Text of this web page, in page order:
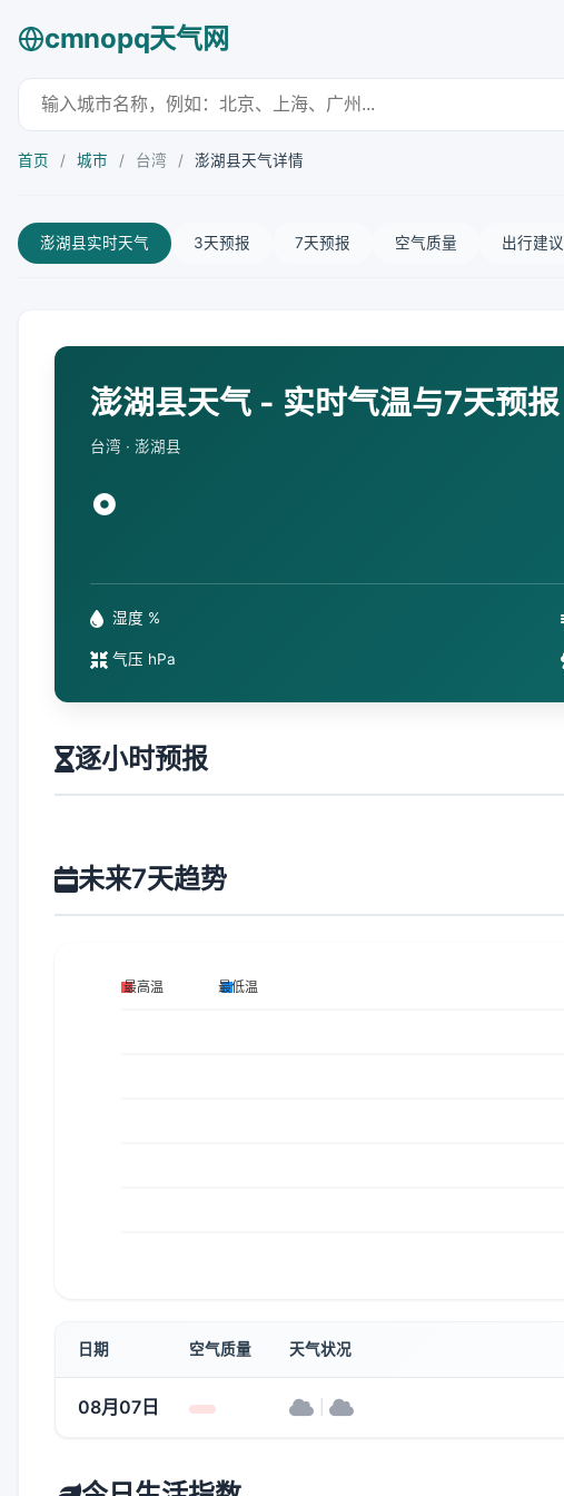
cmnopq天气网
首页 / 城市 / 台湾 / 澎湖县天气详情
澎湖县实时天气 3天预报 7天预报 空气质量 出行建议
澎湖县天气 - 实时气温与7天预报
台湾 · 澎湖县
°
湿度 %
气压 hPa
逐小时预报
未来7天趋势
日期 空气质量 天气状况
08月07日